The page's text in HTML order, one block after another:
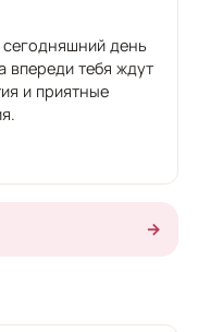
день
тебя ждут
и приятные
→